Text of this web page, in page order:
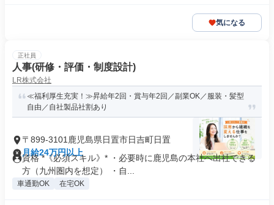
気になる
正社員
人事(研修・評価・制度設計)
LR株式会社
≪福利厚生充実！≫昇給年2回・賞与年2回／副業OK／服装・髪型
自由／自社製品社割あり
〒899-3101鹿児島県日置市日吉町日置
月給24万円以上
資格 *《必須スキル》* ・必要時に鹿児島の本社へ出社できる
方（九州圏内を想定） ・自...
車通勤OK 在宅OK